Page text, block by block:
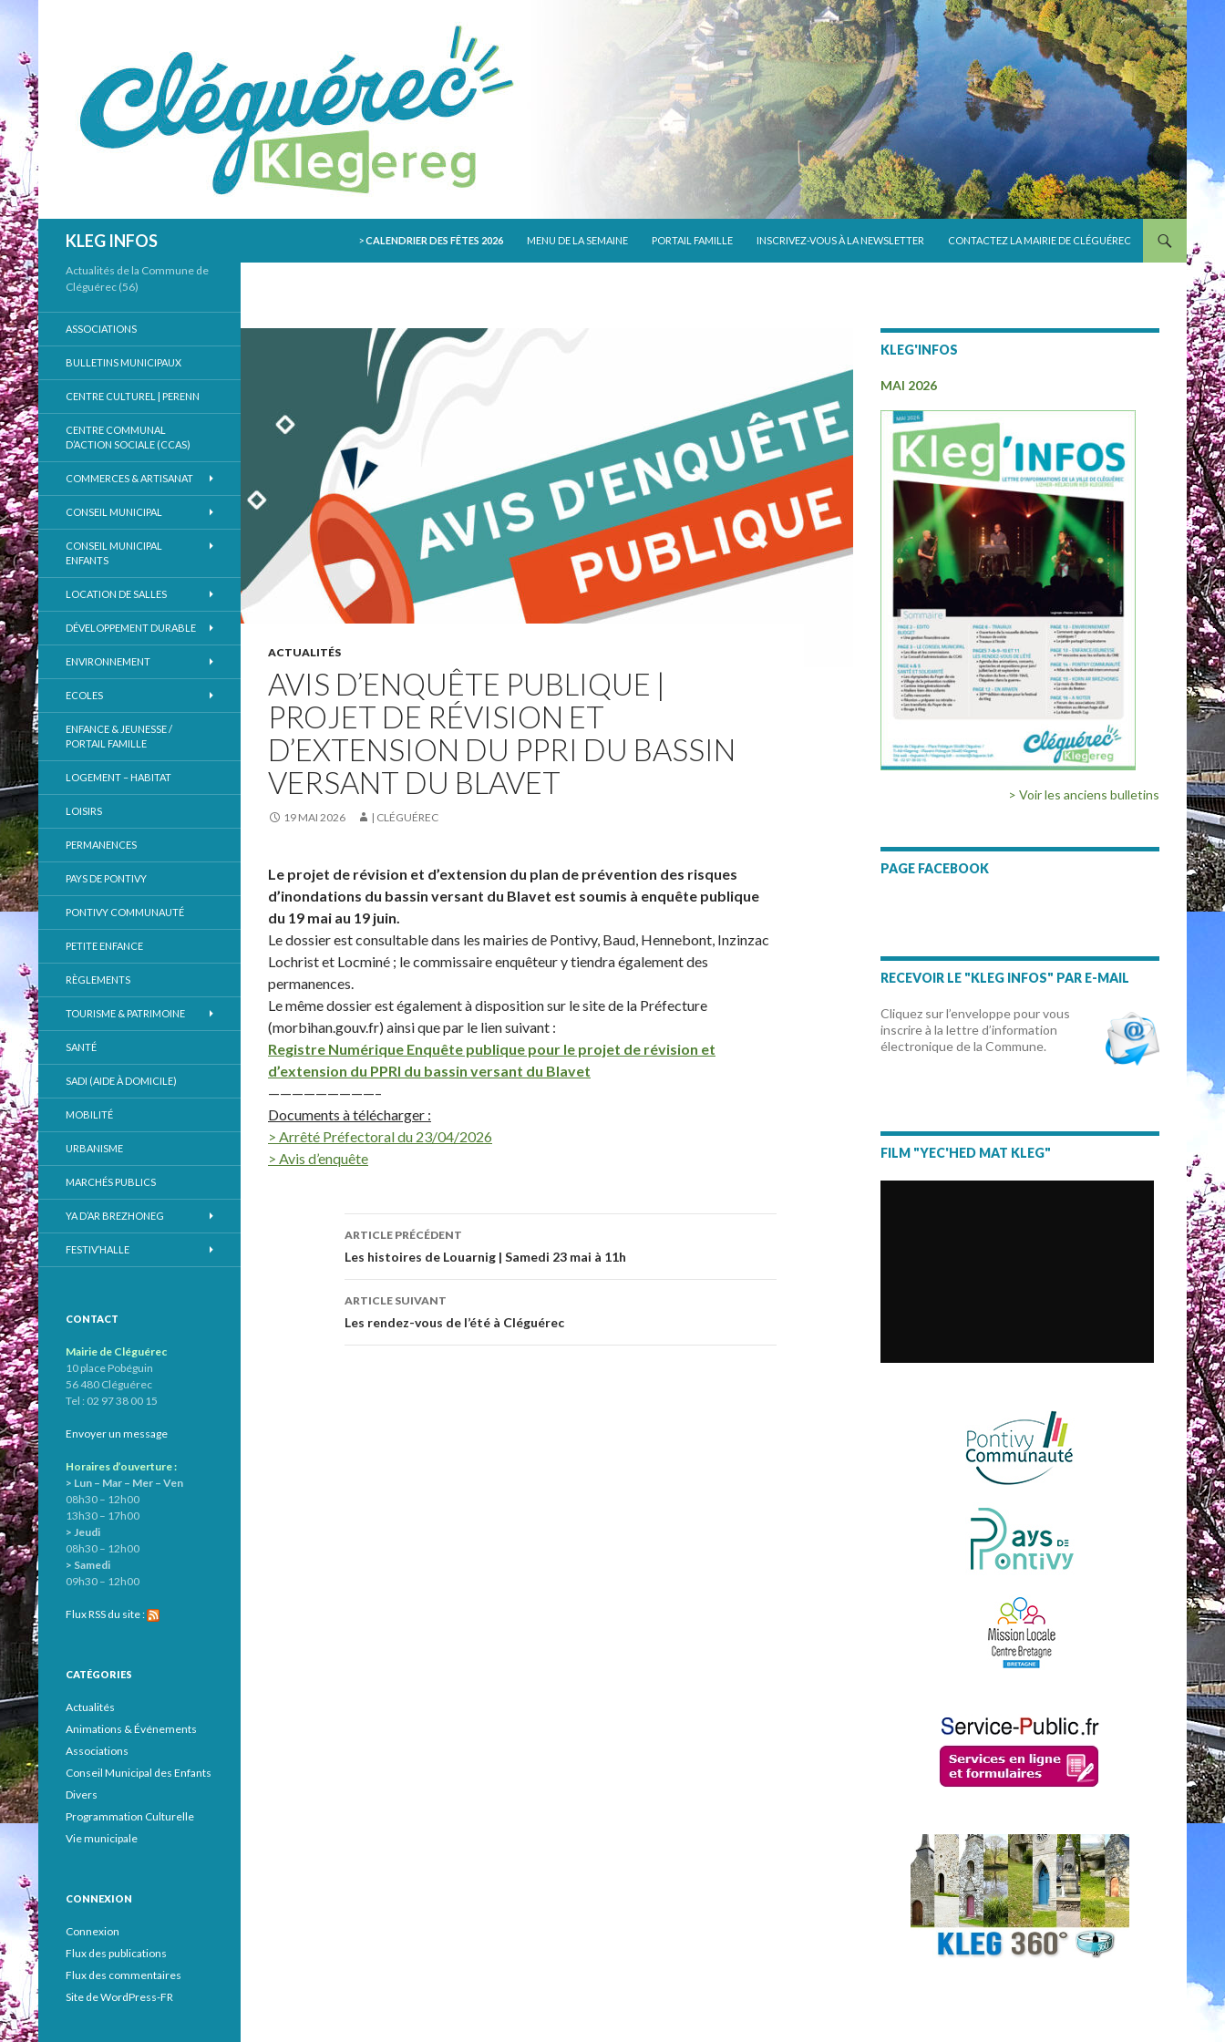
KLEG INFOS
>CALENDRIER DES FÊTES 2026 MENU DE LA SEMAINE PORTAIL FAMILLE INSCRIVEZ-VOUS À LA NEWSLETTER CONTACTEZ LA MAIRIE DE CLÉGUÉREC
ACTUALITÉS
AVIS D’ENQUÊTE PUBLIQUE |
PROJET DE RÉVISION ET
D’EXTENSION DU PPRI DU BASSIN
VERSANT DU BLAVET
19 MAI 2026 | CLÉGUÉREC
Le projet de révision et d’extension du plan de prévention des risques
d’inondations du bassin versant du Blavet est soumis à enquête publique
du 19 mai au 19 juin.
Le dossier est consultable dans les mairies de Pontivy, Baud, Hennebont, Inzinzac
Lochrist et Locminé ; le commissaire enquêteur y tiendra également des
permanences.
Le même dossier est également à disposition sur le site de la Préfecture
(morbihan.gouv.fr) ainsi que par le lien suivant :
Registre Numérique Enquête publique pour le projet de révision et
d’extension du PPRI du bassin versant du Blavet
—————————–
Documents à télécharger :
> Arrêté Préfectoral du 23/04/2026
> Avis d’enquête
Navigation
des
articles
ARTICLE PRÉCÉDENT
Les histoires de Louarnig | Samedi 23 mai à 11h
ARTICLE SUIVANT
Les rendez-vous de l’été à Cléguérec
KLEG'INFOS
MAI 2026
> Voir les anciens bulletins
PAGE FACEBOOK
RECEVOIR LE "KLEG INFOS" PAR E-MAIL
Cliquez sur l’enveloppe pour vous
inscrire à la lettre d’information
électronique de la Commune.
FILM "YEC'HED MAT KLEG"
Actualités de la Commune de
Cléguérec (56)
ASSOCIATIONS
BULLETINS MUNICIPAUX
CENTRE CULTUREL | PERENN
CENTRE COMMUNAL
D’ACTION SOCIALE (CCAS)
COMMERCES & ARTISANAT
CONSEIL MUNICIPAL
CONSEIL MUNICIPAL
ENFANTS
LOCATION DE SALLES
DÉVELOPPEMENT DURABLE
ENVIRONNEMENT
ECOLES
ENFANCE & JEUNESSE /
PORTAIL FAMILLE
LOGEMENT – HABITAT
LOISIRS
PERMANENCES
PAYS DE PONTIVY
PONTIVY COMMUNAUTÉ
PETITE ENFANCE
RÈGLEMENTS
TOURISME & PATRIMOINE
SANTÉ
SADI (AIDE À DOMICILE)
MOBILITÉ
URBANISME
MARCHÉS PUBLICS
YA D’AR BREZHONEG
FESTIV’HALLE
CONTACT
Mairie de Cléguérec
10 place Pobéguin
56 480 Cléguérec
Tel : 02 97 38 00 15
Envoyer un message
Horaires d’ouverture :
> Lun – Mar – Mer – Ven
08h30 – 12h00
13h30 – 17h00
> Jeudi
08h30 – 12h00
> Samedi
09h30 – 12h00
Flux RSS du site :
CATÉGORIES
Actualités
Animations & Événements
Associations
Conseil Municipal des Enfants
Divers
Programmation Culturelle
Vie municipale
CONNEXION
Connexion
Flux des publications
Flux des commentaires
Site de WordPress-FR